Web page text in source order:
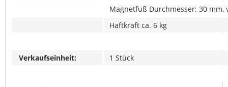
Magnetfuß Durchmesser: 30 mm,
Haftkraft ca. 6 kg
Verkaufseinheit: 1 Stück